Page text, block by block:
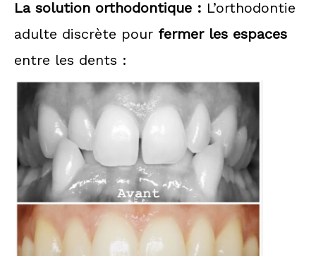
La solution orthodontique : L’orthodontie
adulte discrète pour fermer les espaces
entre les dents :